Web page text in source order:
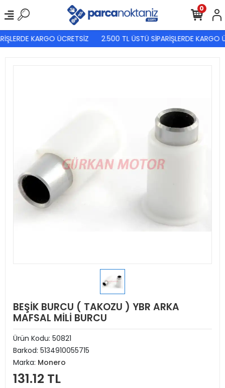
KARGO ÜCRETSİZ 2.500 TL ÜSTÜ SİPARİŞLERDE KARGO
0
BEŞİK BURCU ( TAKOZU ) YBR ARKA
MAFSAL MİLİ BURCU
Ürün Kodu: 50821
Barkod: 5134910055715
Marka: Monero
131.12 TL